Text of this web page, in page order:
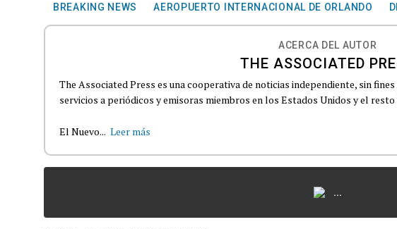
BREAKING NEWS AEROPUERTO INTERNACIONAL DE ORLANDO
ACERCA DEL AUTOR
THE ASSOCIATED
The Associated Press es una cooperativa de noticias independiente, sin
servicios a periódicos y emisoras miembros en los Estados Unidos y el resto
El Nuevo... Leer más
...